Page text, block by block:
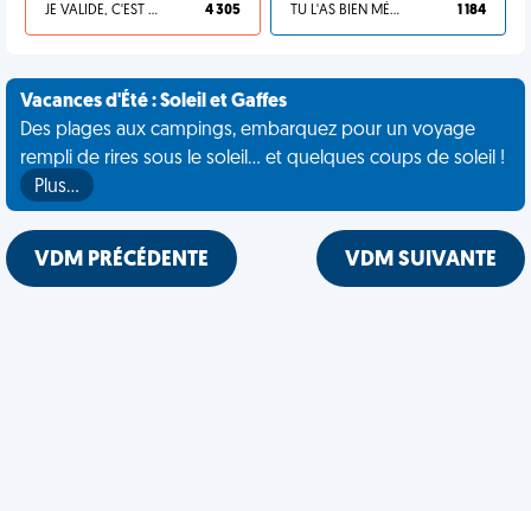
JE VALIDE, C'EST UNE VDM 4 305 TU L'AS BIEN MÉRITÉ 1 184
Vacances d'Été : Soleil et Gaffes
Des plages aux campings, embarquez pour un voyage
rempli de rires sous le soleil... et quelques coups de soleil !
Plus…
VDM PRÉCÉDENTE VDM SUIVANTE